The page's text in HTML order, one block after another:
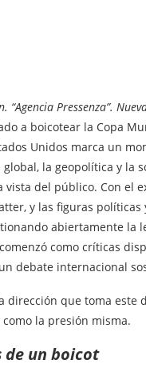
“Agencia Pressenza”.
a boicotear la Copa
Unidos marca un
la geopolítica y la
vista del público. Con el
y las figuras
abiertamente la
como críticas
debate internacional
dirección que toma este
la presión misma.
de un boicot